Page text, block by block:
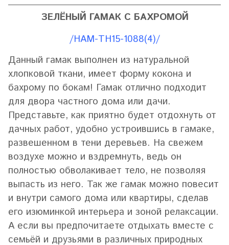
ЗЕЛЁНЫЙ ГАМАК С БАХРОМОЙ
/HAM-TH15-1088(4)/
Данный гамак выполнен из натуральной
хлопковой ткани, имеет форму кокона и
бахрому по бокам! Гамак отлично подходит
для двора частного дома или дачи.
Представьте, как приятно будет отдохнуть от
дачных работ, удобно устроившись в гамаке,
развешенном в тени деревьев. На свежем
воздухе можно и вздремнуть, ведь он
полностью обволакивает тело, не позволяя
выпасть из него. Так же гамак можно повесит
и внутри самого дома или квартиры, сделав
его изюминкой интерьера и зоной релаксации.
А если вы предпочитаете отдыхать вместе с
семьёй и друзьями в различных природных